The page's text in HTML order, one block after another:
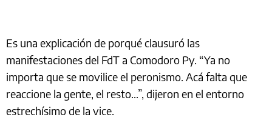
Es una explicación de porqué clausuró las
manifestaciones del FdT a Comodoro Py. “Ya no
importa que se movilice el peronismo. Acá falta que
reaccione la gente, el resto...”, dijeron en el entorno
estrechísimo de la vice.